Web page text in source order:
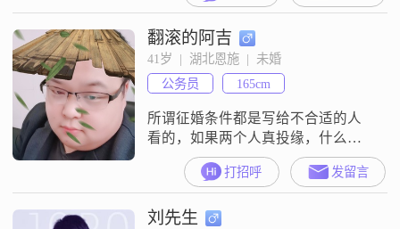
翻滚的阿吉
41岁  |  湖北恩施  |  未婚
公务员
165cm
所谓征婚条件都是写给不合适的人
看的，如果两个人真投缘，什么条
件都是假的。
打招呼 发留言
刘先生